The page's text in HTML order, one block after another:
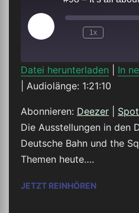
Play
Episode
1x
Deezer
RSS FEED
TEILEN
LINK
EMBED
Datei herunterladen
In
Audiolänge: 1:21:10
Abonnieren: Deezer
Die Ausstellungen in den
Deutsche Bahn und the
Themen heute….
JETZT REINHÖREN#98 – IT’S